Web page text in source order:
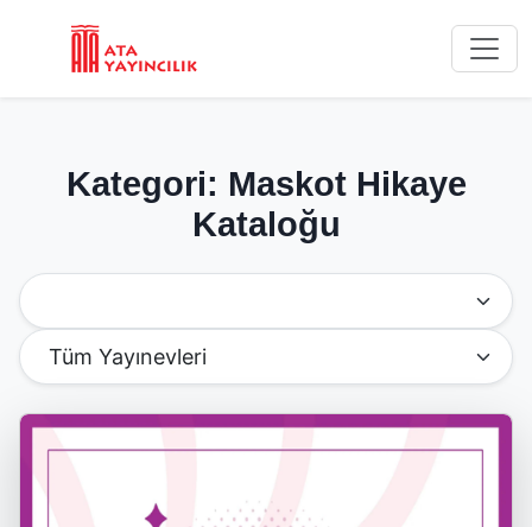
Kategori: Maskot Hikaye
Kataloğu
Kategoriye Göre Filtrele
Yayınevine Göre Filtrele